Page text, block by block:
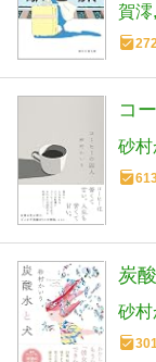
賀澪
272
コ
砂村
炭
砂村
301